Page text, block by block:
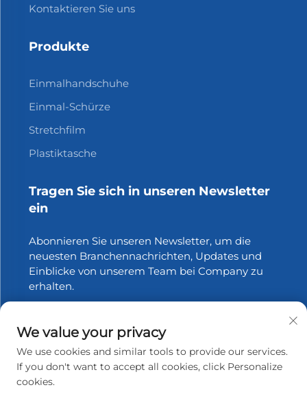
Kontaktieren Sie uns
Produkte
Einmalhandschuhe
Einmal-Schürze
Stretchfilm
Plastiktasche
Tragen Sie sich in unseren Newsletter
ein
Abonnieren Sie unseren Newsletter, um die
neuesten Branchennachrichten, Updates und
Einblicke von unserem Team bei Company zu
erhalten.
Urheberrecht © 2025 Zhangjiagang Xinfang Packaging
We value your privacy
We use cookies and similar tools to provide our services.
If you don't want to accept all cookies, click Personalize
cookies.